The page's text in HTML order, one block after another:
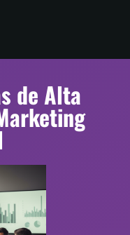
de Alta